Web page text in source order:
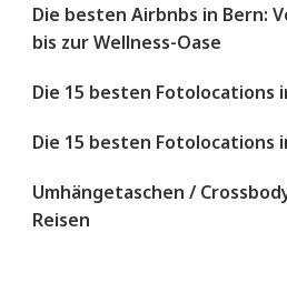
Die besten Airbnbs in Bern:
bis zur Wellness-Oase
Die 15 besten Fotolocations
Die 15 besten Fotolocations
Umhängetaschen /
Reisen